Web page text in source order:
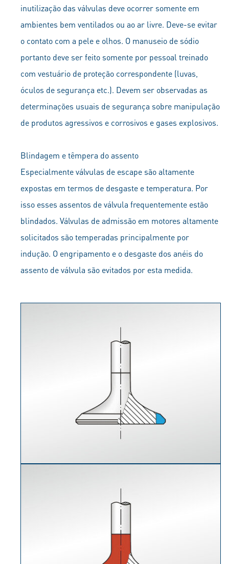
inutilização das válvulas deve ocorrer somente em
ambientes bem ventilados ou ao ar livre. Deve-se evitar
o contato com a pele e olhos. O manuseio de sódio
portanto deve ser feito somente por pessoal treinado
com vestuário de proteção correspondente (luvas,
óculos de segurança etc.). Devem ser observadas as
determinações usuais de segurança sobre manipulação
de produtos agressivos e corrosivos e gases explosivos.
Blindagem e têmpera do assento
Especialmente válvulas de escape são altamente
expostas em termos de desgaste e temperatura. Por
isso esses assentos de válvula frequentemente estão
blindados. Válvulas de admissão em motores altamente
solicitados são temperadas principalmente por
indução. O engripamento e o desgaste dos anéis do
assento de válvula são evitados por esta medida.